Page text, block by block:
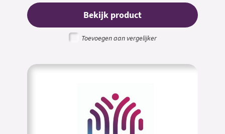
Bekijk product
Toevoegen aan vergelijker